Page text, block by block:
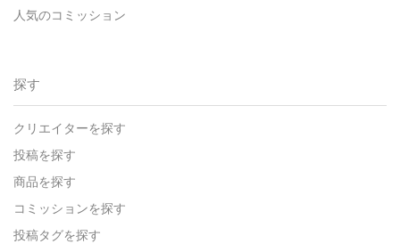
人気のコミッション
探す
クリエイターを探す
投稿を探す
商品を探す
コミッションを探す
投稿タグを探す